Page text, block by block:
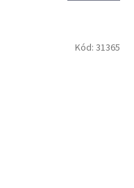
Kód: 31365